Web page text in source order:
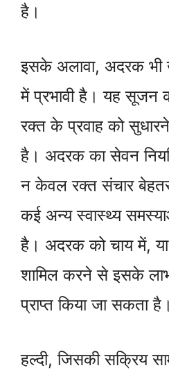
है।
इसके अलावा, अदरक
में प्रभावी है। यह
रक्त के प्रवाह को
है। अदरक का सेवन
न केवल रक्त संचार
कई अन्य स्वास्थ्य
है। अदरक को चाय में, या
शामिल करने से इसके
प्राप्त किया जा सकता है।
हल्दी, जिसकी सक्रिय